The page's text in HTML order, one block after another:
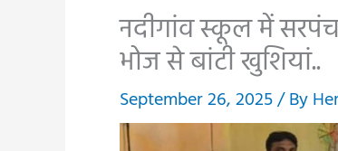
नदीगांव स्कूल में सरपंच
भोज से बांटी खुशियां..
September 26, 2025/ By